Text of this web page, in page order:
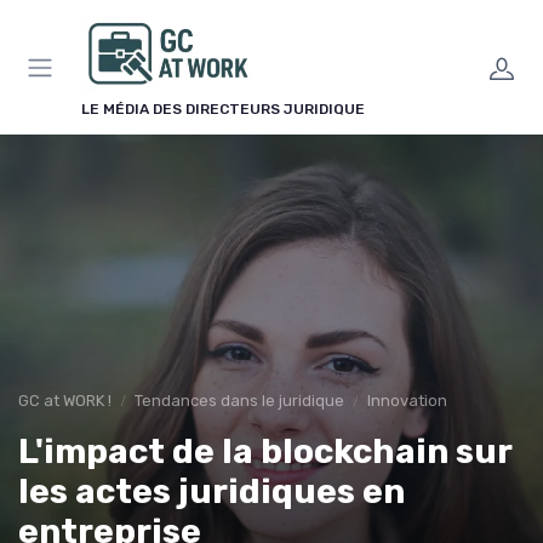
LE MÉDIA DES DIRECTEURS JURIDIQUE
GC at WORK ! Tendances dans le juridique Innovation
L'impact de la blockchain sur
les actes juridiques en
entreprise